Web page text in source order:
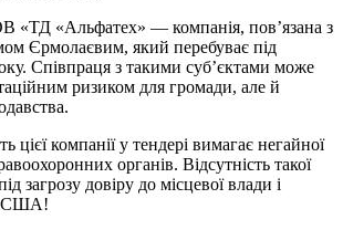
«ТД «Альфатех» — компанія, пов’язана з
Єрмолаєвим, який перебуває під
Співпраця з такими суб’єктами може
ризиком для громади, але й
компанії у тендері вимагає негайної
органів. Відсутність такої
загрозу довіру до місцевої влади і
США!